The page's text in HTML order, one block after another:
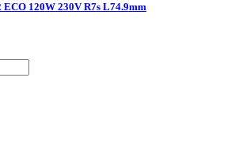
120W 230V R7s L74.9mm